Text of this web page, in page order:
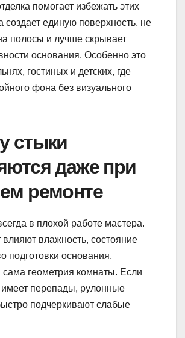
помогает избежать этих
создает единую поверхность, не
полосы и лучше скрывает
основания. Особенно это
гостиных и детских, где
фона без визуального
стыки
даже при
ремонте
в плохой работе мастера.
влияют влажность, состояние
подготовки основания,
геометрия комнаты. Если
имеет перепады, рулонные
подчеркивают слабые